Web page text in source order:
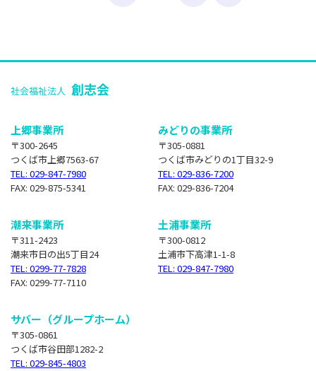
上郷事業所
〒300-2645
つくば市上郷7563-67
TEL: 029-847-7980
FAX: 029-875-5341
みどりの事業所
〒305-0881
つくば市みどりの1丁目32-9
TEL: 029-836-7200
FAX: 029-836-7204
潮来事業所
〒311-2423
潮来市日の出5丁目24
TEL: 0299-77-7828
FAX: 0299-77-7110
土浦事業所
〒300-0812
土浦市下高津1-1-8
TEL: 029-847-7980
サバー（グループホーム）
〒305-0861
つくば市谷田部1282-2
TEL: 029-845-4803